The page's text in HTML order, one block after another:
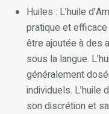
Huiles : L’huile
pratique et
être ajoutée à des
sous la langue.
généralement
individuels.
son discrétion et